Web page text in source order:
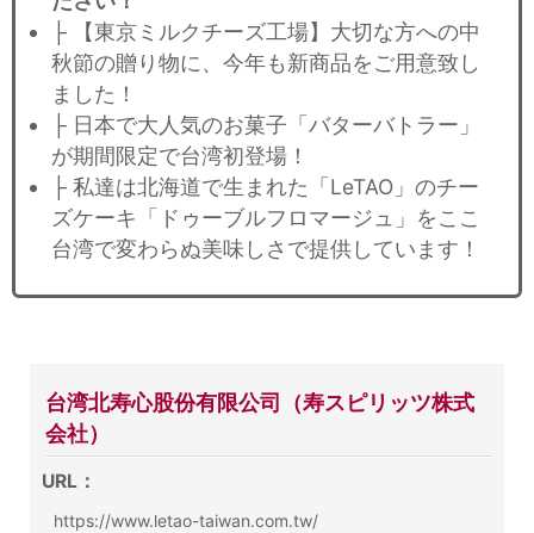
├ 【東京ミルクチーズ工場】大切な方への中
秋節の贈り物に、今年も新商品をご用意致し
ました！
├ 日本で大人気のお菓子「バターバトラー」
が期間限定で台湾初登場！
├ 私達は北海道で生まれた「LeTAO」のチー
ズケーキ「ドゥーブルフロマージュ」をここ
台湾で変わらぬ美味しさで提供しています！
台湾北寿心股份有限公司（寿スピリッツ株式
会社）
URL：
https://www.letao-taiwan.com.tw/